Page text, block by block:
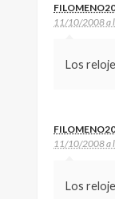
11/10/2008 a
Los
11/10/2008 a
Los